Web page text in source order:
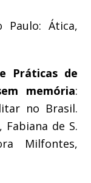
Paulo: Ática,
Práticas de
memória:
no Brasil.
Fabiana de S.
Milfontes,